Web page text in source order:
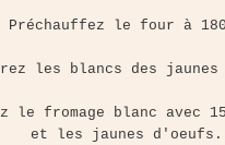
Préchauffez le four à
les blancs des
le fromage blanc avec
et les jaunes d'oeufs.